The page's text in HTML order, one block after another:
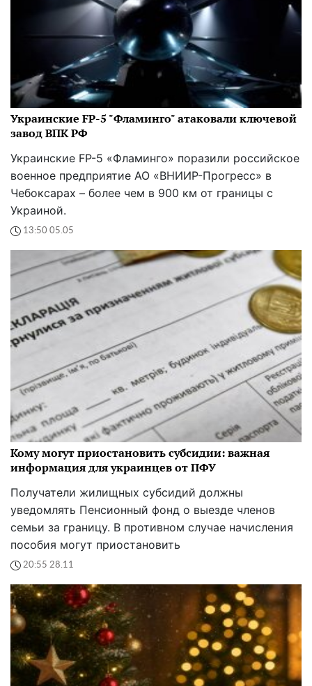
Украинские FP-5 "Фламинго" атаковали ключевой
завод ВПК РФ
Украинские FP-5 «Фламинго» поразили российское
военное предприятие АО «ВНИИР-Прогресс» в
Чебоксарах – более чем в 900 км от границы с
Украиной.
13:50 05.05
Кому могут приостановить субсидии: важная
информация для украинцев от ПФУ
Получатели жилищных субсидий должны
уведомлять Пенсионный фонд о выезде членов
семьи за границу. В противном случае начисления
пособия могут приостановить
20:55 28.11